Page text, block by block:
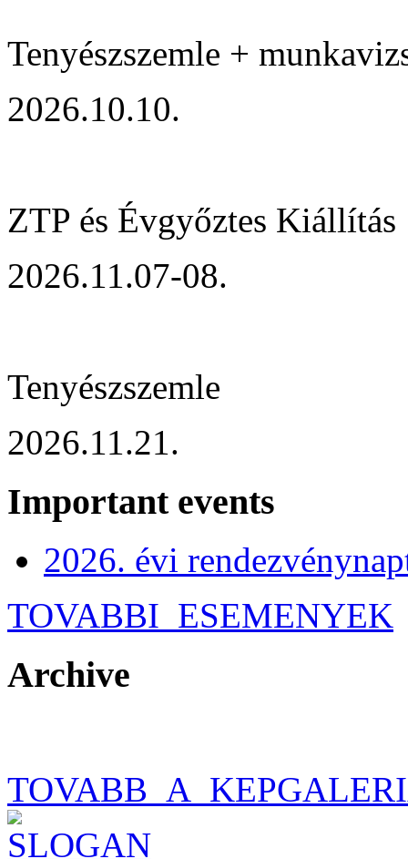
Tenyészszemle +
2026.10.10.
ZTP és Évgyőztes Kiállítás
2026.11.07-08.
Tenyészszemle
2026.11.21.
Important events
2026. évi
TOVABBI_ESEMENYEK
Archive